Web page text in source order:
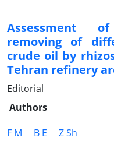
Assessment
removing of
crude oil by
Tehran refinery
Editorial
Authors
F M
B E
Z Sh